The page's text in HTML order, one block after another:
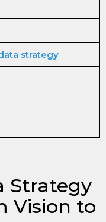
strategy
Strategy
Vision to